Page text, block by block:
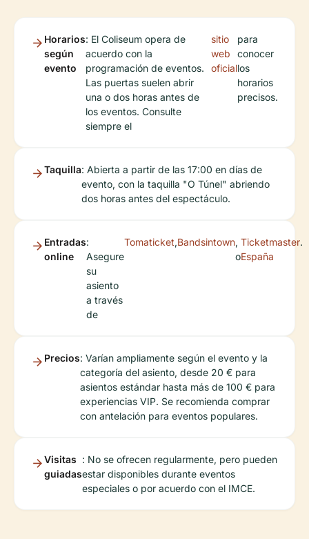
Horarios
según
evento
: El Coliseum opera de
acuerdo con la
programación de eventos.
Las puertas suelen abrir
una o dos horas antes de
los eventos. Consulte
siempre el
sitio
web
oficial
para
conocer
los
horarios
precisos.
Taquilla: Abierta a partir de las 17:00 en días de
evento, con la taquilla "O Túnel" abriendo
dos horas antes del espectáculo.
Entradas
online
:
Asegure
su
asiento
a través
de
Tomaticket,Bandsintown,
o
Ticketmaster
España
.
Precios: Varían ampliamente según el evento y la
categoría del asiento, desde 20 € para
asientos estándar hasta más de 100 € para
experiencias VIP. Se recomienda comprar
con antelación para eventos populares.
Visitas
guiadas
: No se ofrecen regularmente, pero pueden
estar disponibles durante eventos
especiales o por acuerdo con el IMCE.